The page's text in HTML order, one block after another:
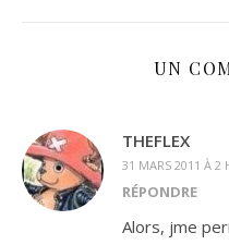
UN
THEFLEX
31 MARS 2011 À 2
RÉPONDRE
Alors, jme